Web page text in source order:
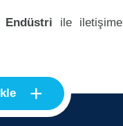
ile iletişime
+